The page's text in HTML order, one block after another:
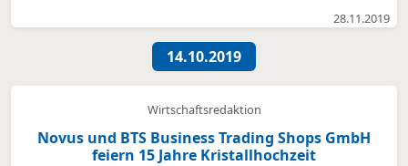
Ausprobieren Wenn sich trotz schwüler Hitze an
einem Freitagnachmittag über 50 interessierte Gäste
aus Wirtschaft und Instituti...
28.11.2019
14.10.2019
Wirtschaftsredaktion
Novus und BTS Business Trading Shops GmbH
feiern 15 Jahre Kristallhochzeit